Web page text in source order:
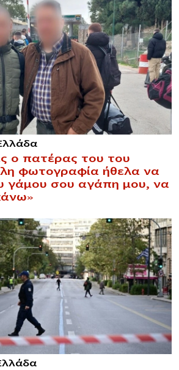
ο πατέρας του του
φωτογραφία ήθελα να
γάμου σου αγάπη μου, να